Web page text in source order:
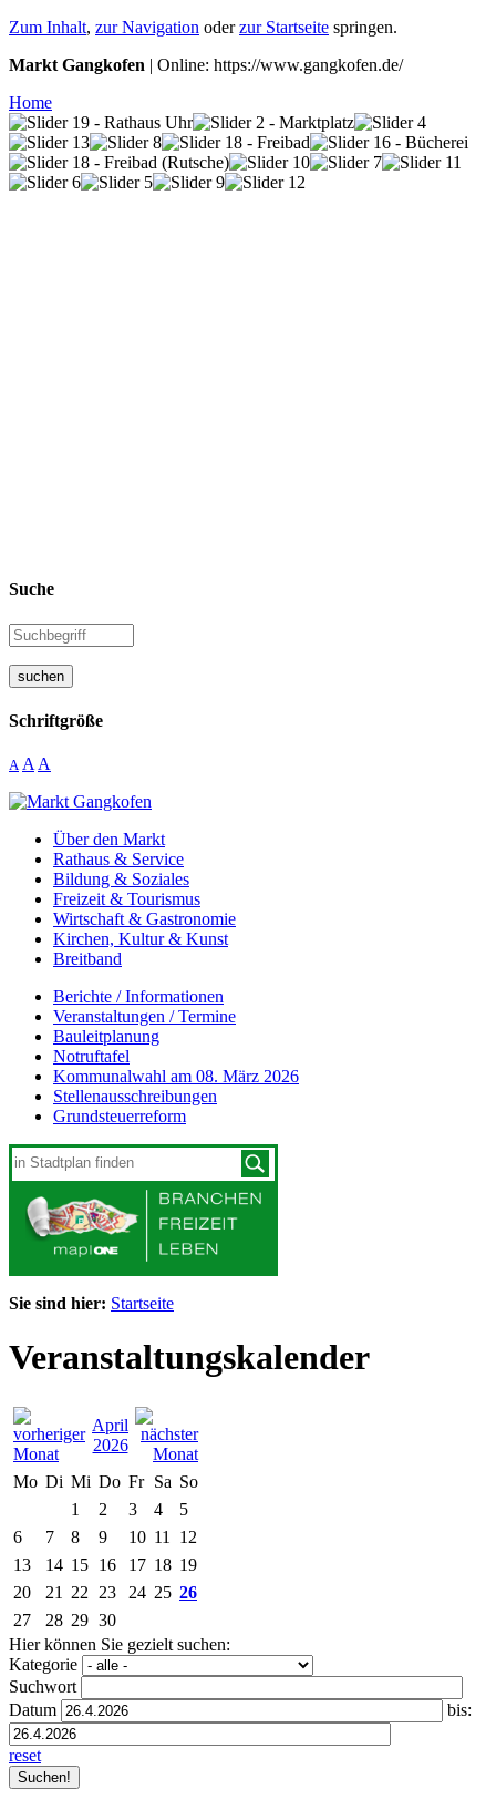
Zum Inhalt, zur Navigation oderzur Startseite springen.
Markt Gangkofen | Online: https://www.gangkofen.de/
Home
Suche
suchen
Schriftgröße
A A A
Über den Markt
Rathaus & Service
Bildung & Soziales
Freizeit & Tourismus
Wirtschaft & Gastronomie
Kirchen, Kultur & Kunst
Breitband
Berichte / Informationen
Veranstaltungen / Termine
Bauleitplanung
Notruftafel
Kommunalwahl am 08. März 2026
Stellenausschreibungen
Grundsteuerreform
Sie sind hier: Startseite
Veranstaltungskalender
April
2026
Mo Di Mi Do Fr Sa So
1
2 3 4
5
6
7 8 9 10 11
12
13
14 15 16 17 18 19
20
21 22 23 24 25 26
27
28 29 30
Hier können Sie gezielt suchen:
Kategorie
Suchwort
Datum
bis:
reset